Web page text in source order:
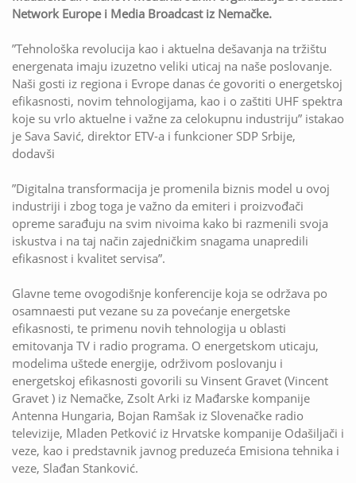
Network Europe i Media Broadcast iz Nemačke.
”Tehnološka revolucija kao i aktuelna dešavanja na tržištu
energenata imaju izuzetno veliki uticaj na naše poslovanje.
Naši gosti iz regiona i Evrope danas će govoriti o energetskoj
efikasnosti, novim tehnologijama, kao i o zaštiti UHF spektra
koje su vrlo aktuelne i važne za celokupnu industriju” istakao
je Sava Savić, direktor ETV-a i funkcioner SDP Srbije,
dodavši
”Digitalna transformacija je promenila biznis model u ovoj
industriji i zbog toga je važno da emiteri i proizvođači
opreme sarađuju na svim nivoima kako bi razmenili svoja
iskustva i na taj način zajedničkim snagama unapredili
efikasnost i kvalitet servisa”.
Glavne teme ovogodišnje konferencije koja se održava po
osamnaesti put vezane su za povećanje energetske
efikasnosti, te primenu novih tehnologija u oblasti
emitovanja TV i radio programa. O energetskom uticaju,
modelima uštede energije, održivom poslovanju i
energetskoj efikasnosti govorili su Vinsent Gravet (Vincent
Gravet ) iz Nemačke, Zsolt Arki iz Mađarske kompanije
Antenna Hungaria, Bojan Ramšak iz Slovenačke radio
televizije, Mladen Petković iz Hrvatske kompanije Odašiljači i
veze, kao i predstavnik javnog preduzeća Emisiona tehnika i
veze, Slađan Stanković.